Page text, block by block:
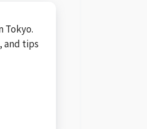
Tokyo.
and tips